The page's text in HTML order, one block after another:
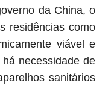
da China, o
residências como
viável e
necessidade de
sanitários